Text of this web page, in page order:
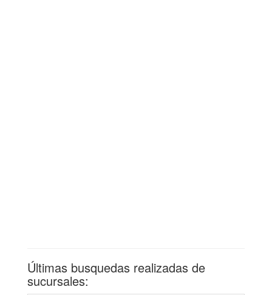
Últimas busquedas realizadas de
sucursales: